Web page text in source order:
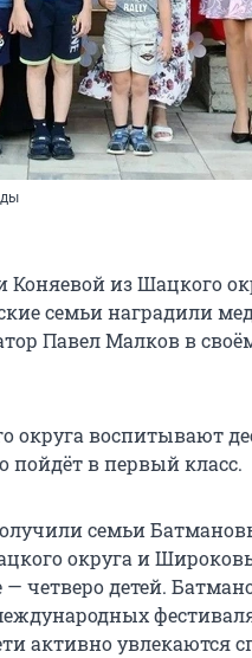
из Шацкого
семьи наградили
Павел Малков в
воспитывают
в первый класс.
семьи
округа и
четверо детей.
активно увлекаются